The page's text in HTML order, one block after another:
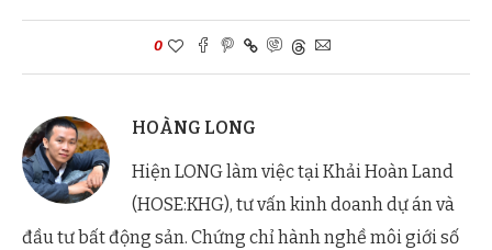
0
HOÀNG LONG
Hiện LONG làm việc tại Khải Hoàn Land
(HOSE:KHG), tư vấn kinh doanh dự án và
đầu tư bất động sản. Chứng chỉ hành nghề môi giới số